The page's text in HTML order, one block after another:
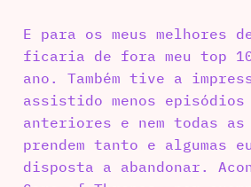
E para os meus melhores
ficaria de fora meu top
ano. Também tive a
assistido menos episódios
anteriores e nem todas as
prendem tanto e algumas
disposta a abandonar.